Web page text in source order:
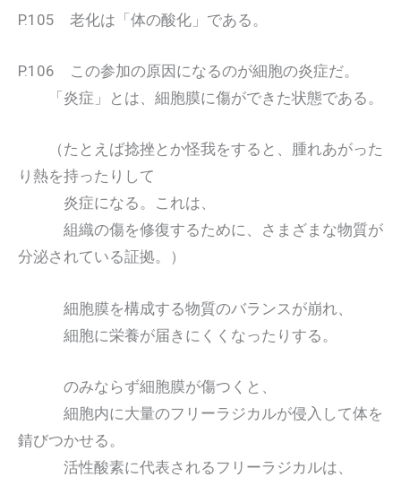
P.105 老化は「体の酸化」である。
P.106 この参加の原因になるのが細胞の炎症だ。
「炎症」とは、細胞膜に傷ができた状態である。
（たとえば捻挫とか怪我をすると、腫れあがった
り熱を持ったりして
炎症になる。これは、
組織の傷を修復するために、さまざまな物質が
分泌されている証拠。）
細胞膜を構成する物質のバランスが崩れ、
細胞に栄養が届きにくくなったりする。
のみならず細胞膜が傷つくと、
細胞内に大量のフリーラジカルが侵入して体を
錆びつかせる。
活性酸素に代表されるフリーラジカルは、